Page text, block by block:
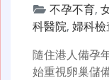
不孕不育,
科醫院, 婦科檢
隨住港人備孕
始重視卵巢儲